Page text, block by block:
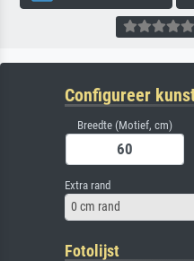
Configureer
Breedte (Motief, cm)
Extra rand
0 cm rand
Fotolijst